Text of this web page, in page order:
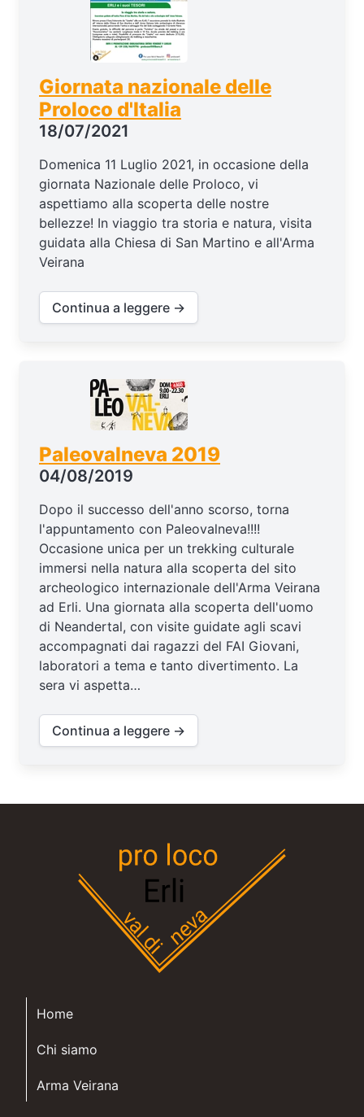
Giornata nazionale delle
Proloco d'Italia
18/07/2021
Domenica 11 Luglio 2021, in occasione della
giornata Nazionale delle Proloco, vi
aspettiamo alla scoperta delle nostre
bellezze! In viaggio tra storia e natura, visita
guidata alla Chiesa di San Martino e all'Arma
Veirana
Continua a leggere →
Paleovalneva 2019
04/08/2019
Dopo il successo dell'anno scorso, torna
l'appuntamento con Paleovalneva!!!!
Occasione unica per un trekking culturale
immersi nella natura alla scoperta del sito
archeologico internazionale dell'Arma Veirana
ad Erli. Una giornata alla scoperta dell'uomo
di Neandertal, con visite guidate agli scavi
accompagnati dai ragazzi del FAI Giovani,
laboratori a tema e tanto divertimento. La
sera vi aspetta…
Continua a leggere →
Home
Chi siamo
Arma Veirana